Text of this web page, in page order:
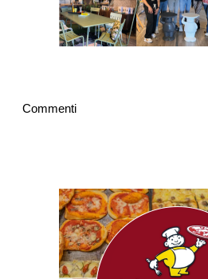
Commenti